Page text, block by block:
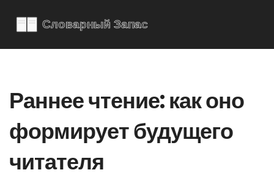
Раннее чтение: как оно
формирует будущего
читателя